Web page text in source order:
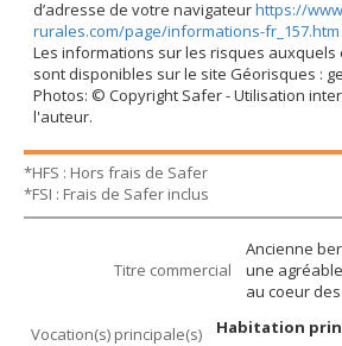
d’adresse de votre navigateurhttps://
rurales.com/page/informations-fr_157.htm
Les informations sur les risques auxquels
sont disponibles sur le site Géorisques :
Photos: © Copyright Safer - Utilisation
l'auteur.
*HFS : Hors frais de Safer
*FSI : Frais de Safer inclus
Titre commercial
Ancienne
une
au coeur
Vocation(s) principale(s)
Habitation